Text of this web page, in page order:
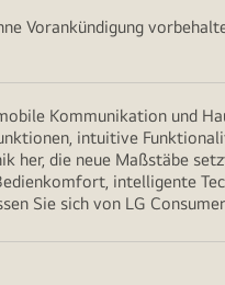
Vorankündigung
Kommunikation und
intuitive
die neue Maßstäbe
intelligente
Sie sich von LG